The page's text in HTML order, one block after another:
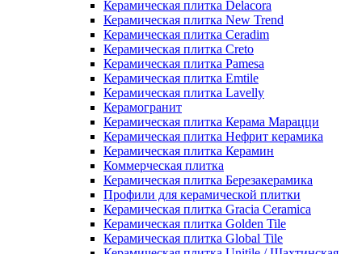
Керамическая плитка Delacora
Керамическая плитка New Trend
Керамическая плитка Ceradim
Керамическая плитка Creto
Керамическая плитка Pamesa
Керамическая плитка Emtile
Керамическая плитка Lavelly
Керамогранит
Керамическая плитка Керама Марацци
Керамическая плитка Нефрит керамика
Керамическая плитка Керамин
Коммерческая плитка
Керамическая плитка Березакерамика
Профили для керамической плитки
Керамическая плитка Gracia Ceramica
Керамическая плитка Golden Tile
Керамическая плитка Global Tile